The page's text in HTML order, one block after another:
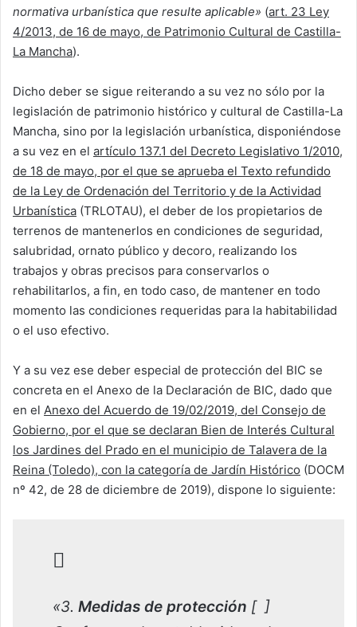
normativa urbanística que resulte aplicable» (art. 23 Ley
4/2013, de 16 de mayo, de Patrimonio Cultural de Castilla-
La Mancha).
Dicho deber se sigue reiterando a su vez no sólo por la
legislación de patrimonio histórico y cultural de Castilla-La
Mancha, sino por la legislación urbanística, disponiéndose
a su vez en el artículo 137.1 del Decreto Legislativo 1/2010,
de 18 de mayo, por el que se aprueba el Texto refundido
de la Ley de Ordenación del Territorio y de la Actividad
Urbanística (TRLOTAU), el deber de los propietarios de
terrenos de mantenerlos en condiciones de seguridad,
salubridad, ornato público y decoro, realizando los
trabajos y obras precisos para conservarlos o
rehabilitarlos, a fin, en todo caso, de mantener en todo
momento las condiciones requeridas para la habitabilidad
o el uso efectivo.
Y a su vez ese deber especial de protección del BIC se
concreta en el Anexo de la Declaración de BIC, dado que
en el Anexo del Acuerdo de 19/02/2019, del Consejo de
Gobierno, por el que se declaran Bien de Interés Cultural
los Jardines del Prado en el municipio de Talavera de la
Reina (Toledo), con la categoría de Jardín Histórico (DOCM
nº 42, de 28 de diciembre de 2019), dispone lo siguiente:
«3. Medidas de protección [ ]